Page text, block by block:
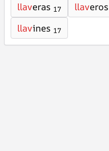
llaveras 17 llaveros
llavines 17